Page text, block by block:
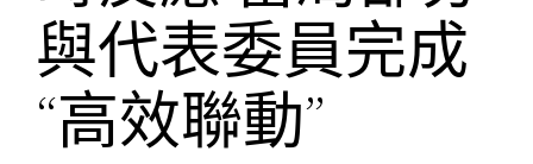
與代表委員完成
“高效聯動”